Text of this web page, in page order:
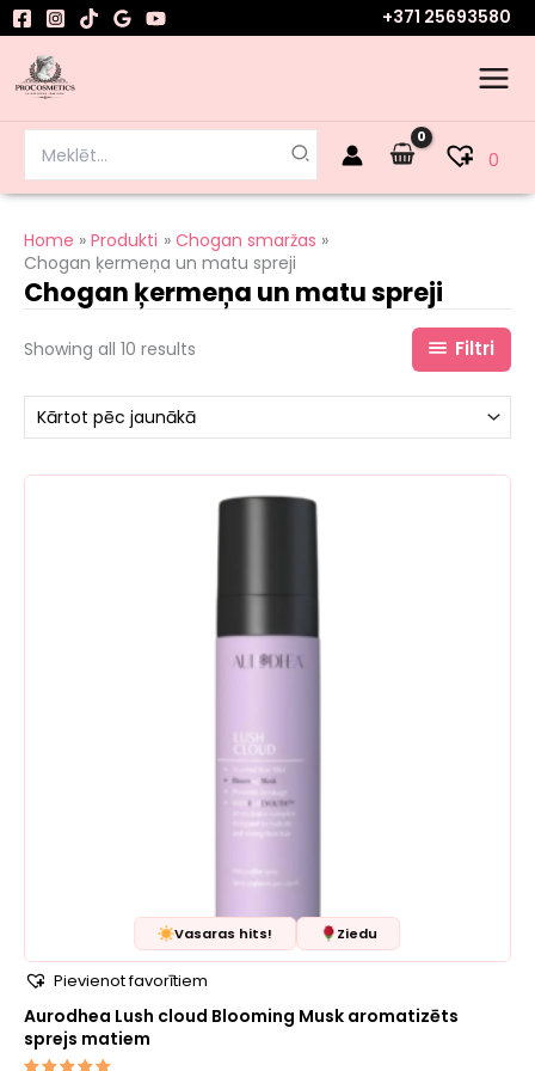
Skip
to
content
+371 25693580
for:
0
Home Produkti
Chogan smaržas
Chogan ķermeņa un matu spreji
Chogan ķermeņa un matu spreji
Showing all 10 results
latest
Filtri
Vasaras hits! Ziedu
Pievienot favorītiem
Aurodhea Lush cloud Blooming Musk aromatizēts
sprejs matiem